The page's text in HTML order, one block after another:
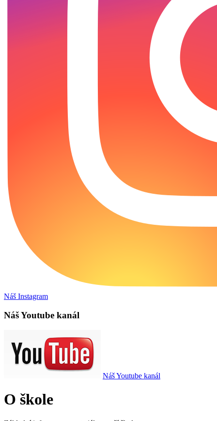
Náš Instagram
Náš Youtube kanál
Náš Youtube kanál
O škole